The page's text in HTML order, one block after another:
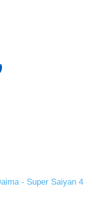
- Super Saiyan 4